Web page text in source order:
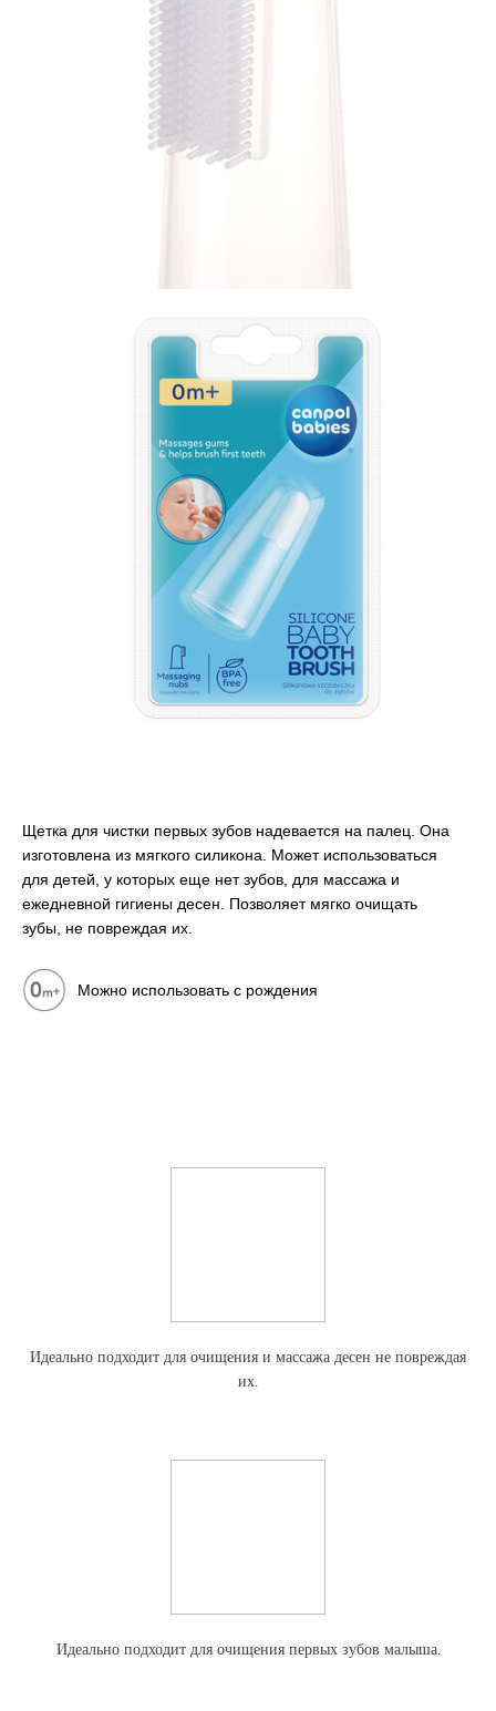
Щетка для чистки первых зубов надевается на палец. Она
изготовлена из мягкого силикона. Может использоваться
для детей, у которых еще нет зубов, для массажа и
ежедневной гигиены десен. Позволяет мягко очищать
зубы, не повреждая их.
Можно использовать с рождения
Идеально подходит для очищения и массажа десен не повреждая
их.
Идеально подходит для очищения первых зубов малыша.